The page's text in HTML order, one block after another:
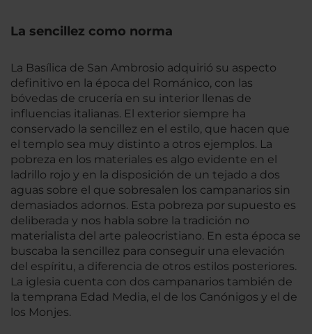
La sencillez como norma
La Basílica de San Ambrosio adquirió su aspecto
definitivo en la época del Románico, con las
bóvedas de crucería en su interior llenas de
influencias italianas. El exterior siempre ha
conservado la sencillez en el estilo, que hacen que
el templo sea muy distinto a otros ejemplos. La
pobreza en los materiales es algo evidente en el
ladrillo rojo y en la disposición de un tejado a dos
aguas sobre el que sobresalen los campanarios sin
demasiados adornos. Esta pobreza por supuesto es
deliberada y nos habla sobre la tradición no
materialista del arte paleocristiano. En esta época se
buscaba la sencillez para conseguir una elevación
del espíritu, a diferencia de otros estilos posteriores.
La iglesia cuenta con dos campanarios también de
la temprana Edad Media, el de los Canónigos y el de
los Monjes.